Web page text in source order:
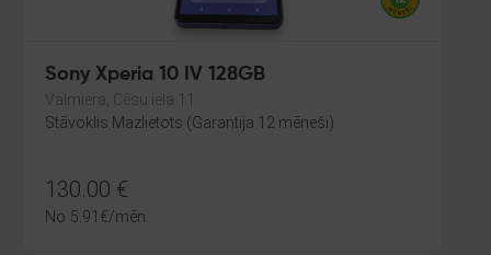
Sony Xperia 10 IV 128GB
Valmiera, Cēsu iela 11
Stāvoklis Mazlietots (Garantija 12 mēneši)
130.00 €
No 5.91 €/mēn.